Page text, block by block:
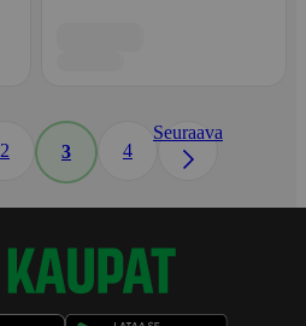
2 3 4
Seuraava